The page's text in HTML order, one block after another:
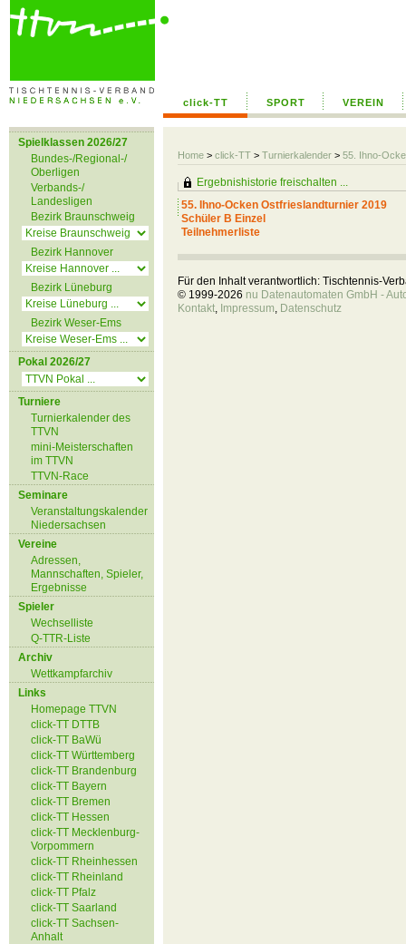
click-TT SPORT VEREIN
Home > click-TT > Turnierkalender > 55. Ihno-
Spielklassen 2026/27
Bundes-/Regional-/
Oberligen
Verbands-/
Landesligen
Bezirk Braunschweig
Bezirk Hannover
Bezirk Lüneburg
Bezirk Weser-Ems
Pokal 2026/27
Turniere
Turnierkalender des
TTVN
mini-Meisterschaften
im TTVN
TTVN-Race
Seminare
Veranstaltungskalender
Niedersachsen
Vereine
Adressen,
Mannschaften, Spieler,
Ergebnisse
Spieler
Wechselliste
Q-TTR-Liste
Archiv
Wettkampfarchiv
Links
Homepage TTVN
click-TT DTTB
click-TT BaWü
click-TT Württemberg
click-TT Brandenburg
click-TT Bayern
click-TT Bremen
click-TT Hessen
click-TT Mecklenburg-
Vorpommern
click-TT Rheinhessen
click-TT Rheinland
click-TT Pfalz
click-TT Saarland
click-TT Sachsen-
Anhalt
Ergebnishistorie freischalten ...
55. Ihno-Ocken Ostfrieslandturnier 2019
Schüler B Einzel
Teilnehmerliste
Für den Inhalt verantwortlich: Tischtennis-
© 1999-2026 nu Datenautomaten GmbH -
Kontakt, Impressum, Datenschutz